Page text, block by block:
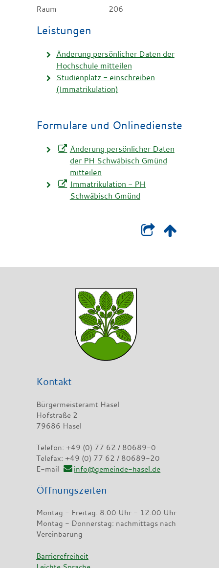
Raum
206
Leistungen
Änderung persönlicher Daten der
Hochschule mitteilen
Studienplatz - einschreiben
(Immatrikulation)
Formulare und Onlinedienste
Änderung persönlicher Daten
der PH Schwäbisch Gmünd
mitteilen
Immatrikulation - PH
Schwäbisch Gmünd
Kontakt
Bürgermeisteramt Hasel
Hofstraße 2
79686 Hasel
Telefon: +49 (0) 77 62 / 80689-0
Telefax: +49 (0) 77 62 / 80689-20
E-mail
info@gemeinde-hasel.de
Öffnungszeiten
Montag - Freitag: 8:00 Uhr - 12:00 Uhr
Montag - Donnerstag: nachmittags nach
Vereinbarung
Barrierefreiheit